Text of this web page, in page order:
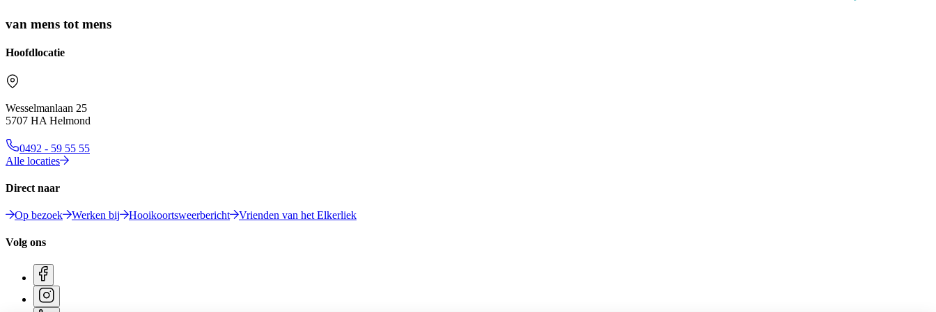
van mens tot mens
Hoofdlocatie
Wesselmanlaan 25
5707 HA Helmond
0492 - 59 55 55
Alle locaties
Direct naar
Op bezoek Werken bij Hooikoortsweerbericht Vrienden van het Elkerliek
Volg ons